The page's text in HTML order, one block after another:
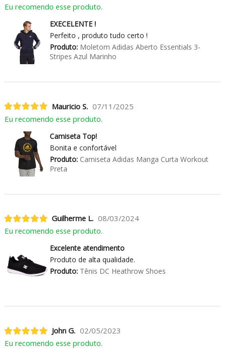
Eu recomendo esse produto.
EXECELENTE !
Perfeito , produto tudo certo !
Produto:Moletom Adidas Aberto Essentials 3-
Stripes Azul Marinho
Mauricio S. 07/11/2025
Eu recomendo esse produto.
Camiseta Top!
Bonita e confortável
Produto:Camiseta Adidas Manga Curta Workout
Preta
Guilherme L. 08/03/2024
Eu recomendo esse produto.
Excelente atendimento
Produto de alta qualidade.
Produto:Tênis DC Heathrow Shoes
John G. 02/05/2023
Eu recomendo esse produto.